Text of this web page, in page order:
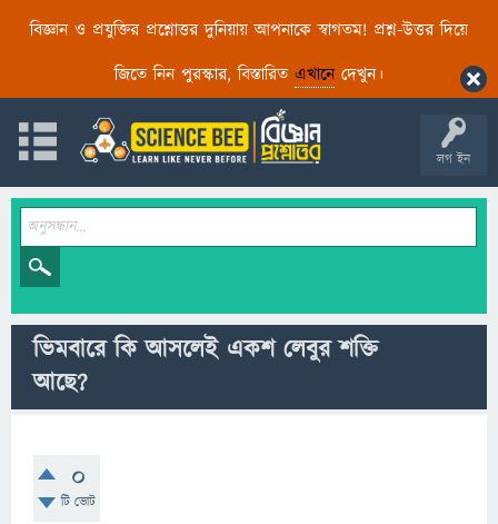
বিজ্ঞান ও প্রযুক্তির প্রশ্নোত্তর দুনিয়ায় আপনাকে স্বাগতম! প্রশ্ন-উত্তর দিয়ে
জিতে নিন পুরস্কার, বিস্তারিত এখানেদেখুন।
লগ ইন
ভিমবারে কি আসলেই একশ লেবুর শক্তি
আছে?
0
টি ভোট